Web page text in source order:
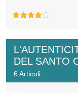
DEL SANTO
6 Articoli